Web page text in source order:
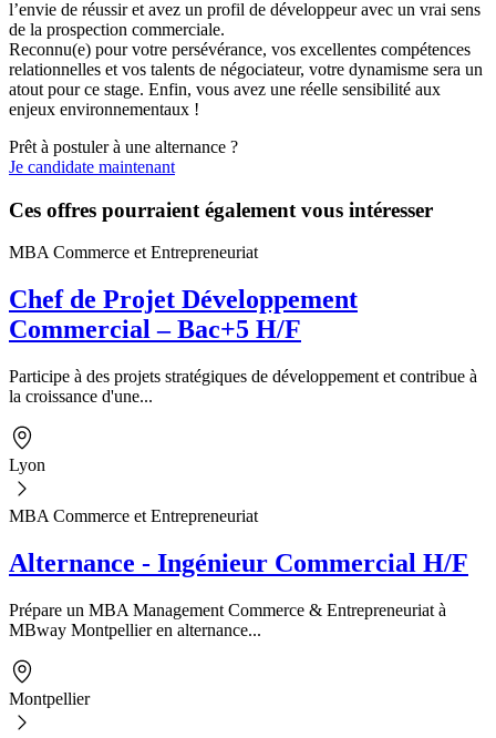
l’envie de réussir et avez un profil de développeur avec un vrai sens
de la prospection commerciale.
Reconnu(e) pour votre persévérance, vos excellentes compétences
relationnelles et vos talents de négociateur, votre dynamisme sera un
atout pour ce stage. Enfin, vous avez une réelle sensibilité aux
enjeux environnementaux !
Prêt à postuler à une alternance ?
Je candidate maintenant
Ces offres pourraient également vous intéresser
MBA Commerce et Entrepreneuriat
Chef de Projet Développement
Commercial – Bac+5 H/F
Participe à des projets stratégiques de développement et contribue à
la croissance d'une...
Lyon
MBA Commerce et Entrepreneuriat
Alternance - Ingénieur Commercial H/F
Prépare un MBA Management Commerce & Entrepreneuriat à
MBway Montpellier en alternance...
Montpellier